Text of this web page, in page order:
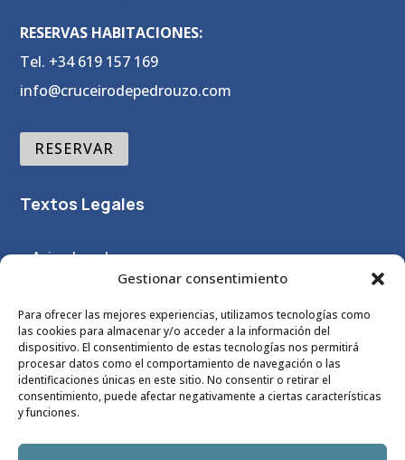
Gestionar consentimiento
Para ofrecer las mejores experiencias, utilizamos tecnologías como
las cookies para almacenar y/o acceder a la información del
dispositivo. El consentimiento de estas tecnologías nos permitirá
procesar datos como el comportamiento de navegación o las
identificaciones únicas en este sitio. No consentir o retirar el
consentimiento, puede afectar negativamente a ciertas características
y funciones.
RESERVAS HABITACIONES:
Tel. +34 619 157 169
info@cruceirodepedrouzo.com
RESERVAR
Textos Legales
– Aviso Legal
Política Privacidad
– Política Cookies
– Términos y Condiciones